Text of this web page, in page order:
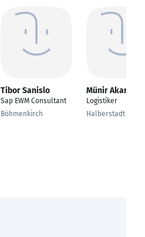
Tibor Sanislo
Sap EWM Consultant
Böhmenkirch
Münir Akar
Logistiker
Halberstadt